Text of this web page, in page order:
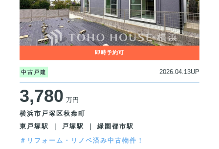
中古戸建 2026.04.13UP
3,780 万円
横浜市戸塚区秋葉町
東戸塚駅 ｜ 戸塚駅 ｜ 緑園都市駅
＃リフォーム・リノベ済み中古物件！